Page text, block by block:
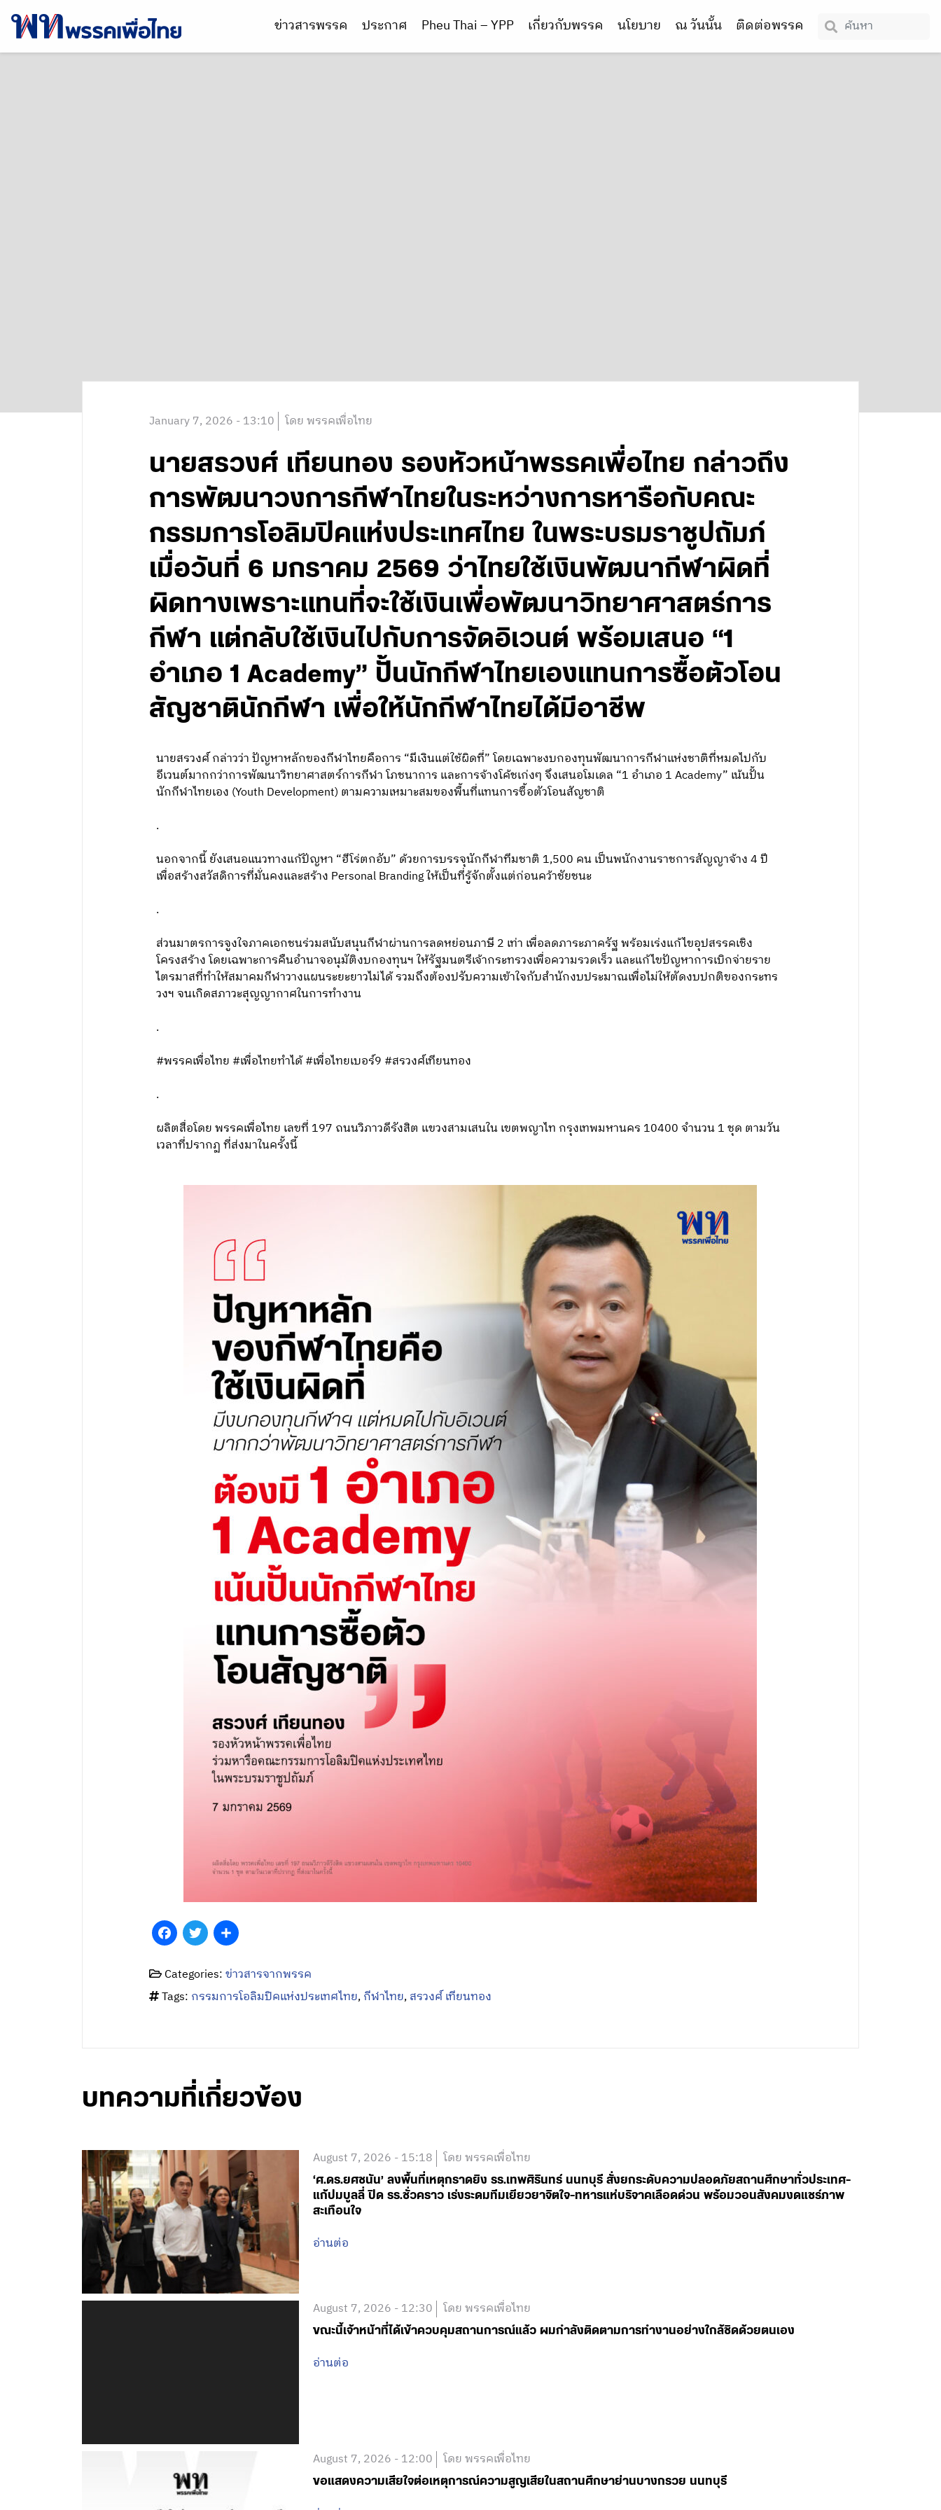
ข่าวสารพรรค ประกาศ Pheu Thai – YPP เกี่ยวกับพรรค นโยบาย ณ วันนั้น ติดต่อพรรค
January 7, 2026 - 13:10 โดย พรรคเพื่อไทย
นายสรวงศ์ เทียนทอง รองหัวหน้าพรรคเพื่อไทย กล่าวถึง
การพัฒนาวงการกีฬาไทยในระหว่างการหารือกับคณะ
กรรมการโอลิมปิคแห่งประเทศไทย ในพระบรมราชูปถัมภ์
เมื่อวันที่ 6 มกราคม 2569 ว่าไทยใช้เงินพัฒนากีฬาผิดที่
ผิดทางเพราะแทนที่จะใช้เงินเพื่อพัฒนาวิทยาศาสตร์การ
กีฬา แต่กลับใช้เงินไปกับการจัดอิเวนต์ พร้อมเสนอ “1
อำเภอ 1 Academy” ปั้นนักกีฬาไทยเองแทนการซื้อตัวโอน
สัญชาตินักกีฬา เพื่อให้นักกีฬาไทยได้มีอาชีพ
นายสรวงศ์ กล่าวว่า ปัญหาหลักของกีฬาไทยคือการ “มีเงินแต่ใช้ผิดที่” โดยเฉพาะงบกองทุนพัฒนาการกีฬาแห่งชาติที่หมดไปกับ
อีเวนต์มากกว่าการพัฒนาวิทยาศาสตร์การกีฬา โภชนาการ และการจ้างโค้ชเก่งๆ จึงเสนอโมเดล “1 อำเภอ 1 Academy” เน้นปั้น
นักกีฬาไทยเอง (Youth Development) ตามความเหมาะสมของพื้นที่แทนการซื้อตัวโอนสัญชาติ
.
นอกจากนี้ ยังเสนอแนวทางแก้ปัญหา “ฮีโร่ตกอับ” ด้วยการบรรจุนักกีฬาทีมชาติ 1,500 คน เป็นพนักงานราชการสัญญาจ้าง 4 ปี
เพื่อสร้างสวัสดิการที่มั่นคงและสร้าง Personal Branding ให้เป็นที่รู้จักตั้งแต่ก่อนคว้าชัยชนะ
.
ส่วนมาตรการจูงใจภาคเอกชนร่วมสนับสนุนกีฬาผ่านการลดหย่อนภาษี 2 เท่า เพื่อลดภาระภาครัฐ พร้อมเร่งแก้ไขอุปสรรคเชิง
โครงสร้าง โดยเฉพาะการคืนอำนาจอนุมัติงบกองทุนฯ ให้รัฐมนตรีเจ้ากระทรวงเพื่อความรวดเร็ว และแก้ไขปัญหาการเบิกจ่ายราย
ไตรมาสที่ทำให้สมาคมกีฬาวางแผนระยะยาวไม่ได้ รวมถึงต้องปรับความเข้าใจกับสำนักงบประมาณเพื่อไม่ให้ตัดงบปกติของกระทร
วงฯ จนเกิดสภาวะสุญญากาศในการทำงาน
.
#พรรคเพื่อไทย #เพื่อไทยทำได้ #เพื่อไทยเบอร์9 #สรวงศ์เทียนทอง
.
ผลิตสื่อโดย พรรคเพื่อไทย เลขที่ 197 ถนนวิภาวดีรังสิต แขวงสามเสนใน เขตพญาไท กรุงเทพมหานคร 10400 จำนวน 1 ชุด ตามวัน
เวลาที่ปรากฏ ที่ส่งมาในครั้งนี้
Facebook
TwitterShare
Categories:ข่าวสารจากพรรค
Tags: กรรมการโอลิมปิคแห่งประเทศไทย,กีฬาไทย,สรวงศ์ เทียนทอง
บทความที่เกี่ยวข้อง
August 7, 2026 - 15:18 โดย พรรคเพื่อไทย
‘ศ.ดร.ยศชนัน’ ลงพื้นที่เหตุกราดยิง รร.เทพศิรินทร์ นนทบุรี สั่งยกระดับความปลอดภัยสถานศึกษาทั่วประเทศ-
แก้ปมบูลลี่ ปิด รร.ชั่วคราว เร่งระดมทีมเยียวยาจิตใจ-ทหารแห่บริจาคเลือดด่วน พร้อมวอนสังคมงดแชร์ภาพ
สะเทือนใจ
อ่านต่อ
August 7, 2026 - 12:30 โดย พรรคเพื่อไทย
ขณะนี้เจ้าหน้าที่ได้เข้าควบคุมสถานการณ์แล้ว ผมกำลังติดตามการทำงานอย่างใกล้ชิดด้วยตนเอง
อ่านต่อ
August 7, 2026 - 12:00 โดย พรรคเพื่อไทย
ขอแสดงความเสียใจต่อเหตุการณ์ความสูญเสียในสถานศึกษาย่านบางกรวย นนทบุรี